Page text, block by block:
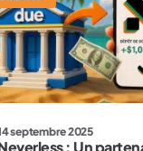
septembre 2025
: Un